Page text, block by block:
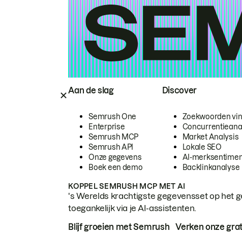
Aan de slag
Semrush One
Enterprise
Semrush MCP
Semrush API
Onze gegevens
Boek een demo
Discover
Zoekwoorden
Market Analysis
Lokale SEO
AI-
Backlinkanalyse
KOPPEL SEMRUSH MCP MET AI
's Werelds krachtigste gegevensset op het
toegankelijk via je AI-assistenten.
Blijf groeien met Semrush Verken onze